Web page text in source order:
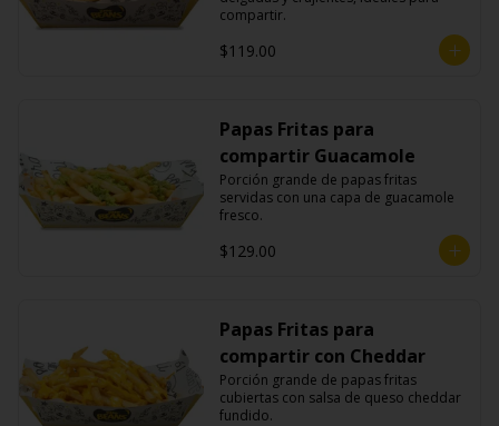
compartir.
$119.00
Papas Fritas para
compartir Guacamole
Porción grande de papas fritas
servidas con una capa de guacamole
fresco.
$129.00
Papas Fritas para
compartir con Cheddar
Porción grande de papas fritas
cubiertas con salsa de queso cheddar
fundido.